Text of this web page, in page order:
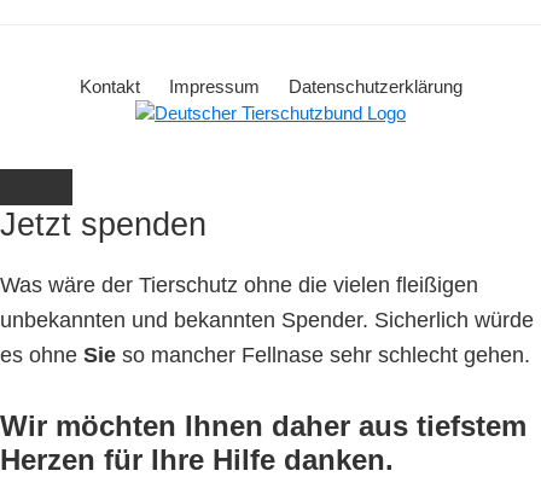
Kontakt Impressum Datenschutzerklärung
Jetzt spenden
Was wäre der Tierschutz ohne die vielen fleißigen
unbekannten und bekannten Spender. Sicherlich würde
es ohne Sie so mancher Fellnase sehr schlecht gehen.
Wir möchten Ihnen daher aus tiefstem
Herzen für Ihre Hilfe danken.